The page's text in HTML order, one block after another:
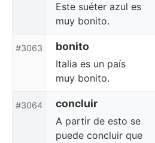
Este suéter azul es
muy bonito.
#3063 bonito
Italia es un país
muy bonito.
#3064 concluir
A partir de esto se
puede concluir que